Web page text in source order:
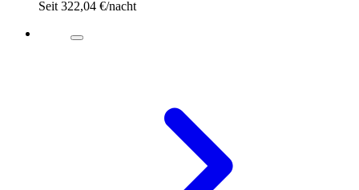
Seit 322,04 €/nacht